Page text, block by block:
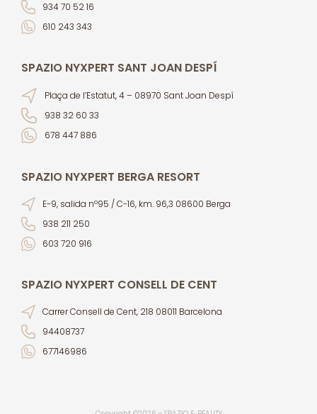
934 70 52 16
610 243 343
SPAZIO NYXPERT SANT JOAN DESPÍ
Plaça de l’Estatut, 4 – 08970 Sant Joan Despí
938 32 60 33
678 447 886
SPAZIO NYXPERT BERGA RESORT
E-9, salida nº95 / C-16, km. 96,3 08600 Berga
938 211 250
603 720 916
SPAZIO NYXPERT CONSELL DE CENT
Carrer Consell de Cent, 218 08011 Barcelona
94408737
677146986